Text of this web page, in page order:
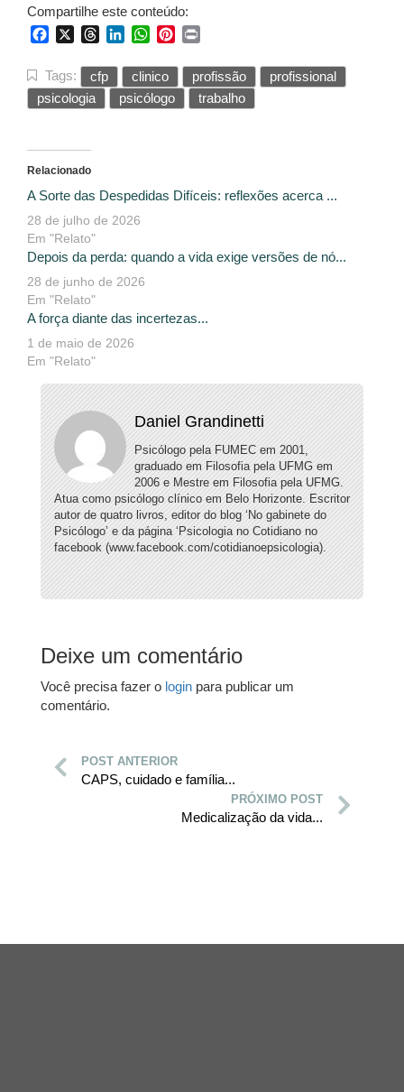
Compartilhe este conteúdo:
FacebookThreadsLinkedInWhatsApp
Pinterest
Tags: cfp clinico profissão
profissional
psicologia
psicólogo trabalho
Relacionado
A Sorte das Despedidas Difíceis: reflexões acerca ...
28 de julho de 2026
Em "Relato"
Depois da perda: quando a vida exige versões de nó...
28 de junho de 2026
Em "Relato"
A força diante das incertezas...
1 de maio de 2026
Em "Relato"
Daniel Grandinetti
Psicólogo pela FUMEC em 2001,
graduado em Filosofia pela UFMG em
2006 e Mestre em Filosofia pela UFMG.
Atua como psicólogo clínico em Belo Horizonte. Escritor
autor de quatro livros, editor do blog ‘No gabinete do
Psicólogo’ e da página ‘Psicologia no Cotidiano no
facebook (www.facebook.com/cotidianoepsicologia).
Deixe um comentário
Você precisa fazer o login para publicar um
comentário.
POST ANTERIOR
CAPS, cuidado e família...
PRÓXIMO POST
Medicalização da vida...